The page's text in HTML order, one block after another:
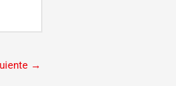
→